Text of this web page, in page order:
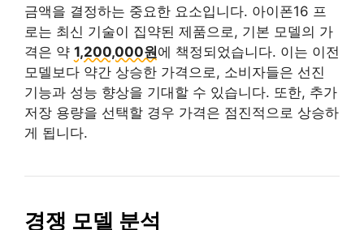
금액을 결정하는 중요한 요소입니다. 아이폰16 프
로는 최신 기술이 집약된 제품으로, 기본 모델의 가
격은 약 1,200,000원에 책정되었습니다. 이는 이전
모델보다 약간 상승한 가격으로, 소비자들은 선진
기능과 성능 향상을 기대할 수 있습니다. 또한, 추가
저장 용량을 선택할 경우 가격은 점진적으로 상승하
게 됩니다.
경쟁 모델 분석